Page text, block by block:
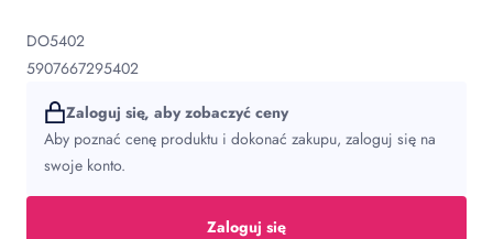
DO5402
5907667295402
Zaloguj się, aby zobaczyć ceny
Aby poznać cenę produktu i dokonać zakupu, zaloguj się na
swoje konto.
Zaloguj się